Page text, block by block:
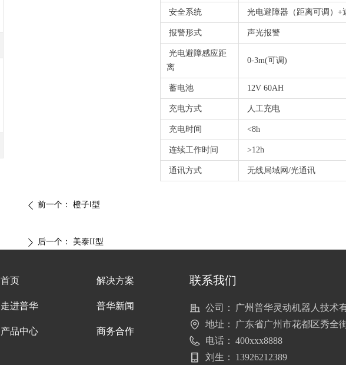
ꄴ 前一个： 橙子Ⅰ型
ꄲ 后一个： 美泰II型
安全系统 光电避障器（距离可调）+
报警形式 声光报警
光电避障感应距
离
0-3m(可调)
蓄电池 12V 60AH
充电方式 人工充电
充电时间 <8h
连续工作时间 >12h
通讯方式 无线局域网/光通讯
解决方案
普华新闻
商务合作
联系我们
首页
走进普华
产品中心
公司：
广州普华灵动机器人技术
地址：
广东省广州市花都区秀全
电话： 400xxx8888
刘生：
13926212389